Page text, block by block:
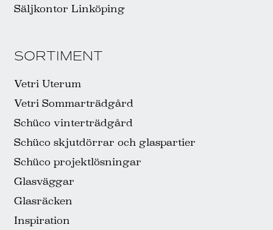
Säljkontor Linköping
SORTIMENT
Vetri Uterum
Vetri Sommarträdgård
Schüco vinterträdgård
Schüco skjutdörrar och glaspartier
Schüco projektlösningar
Glasväggar
Glasräcken
Inspiration